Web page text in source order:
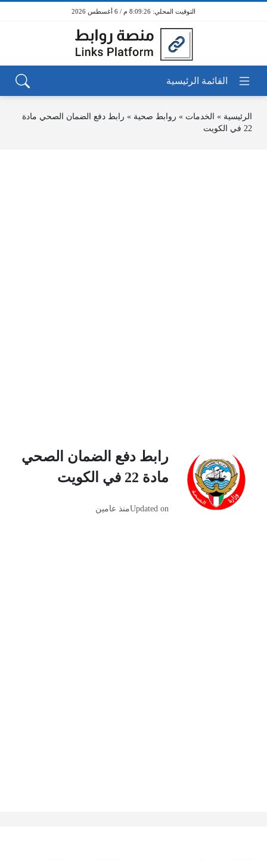
8:09:26 م / 6 أغسطس 2026
الرئيسية » الخدمات » روابط صحية » رابط دفع الضمان الصحي مادة
22 في الكويت
رابط دفع الضمان الصحي
مادة 22 في الكويت
Updated onمنذ عامين